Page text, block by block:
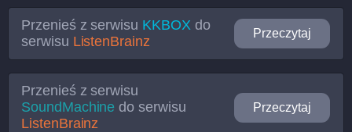
Przenieś z serwisu KKBOXdo
serwisu ListenBrainz
Przeczytaj
Przenieś z serwisu
SoundMachine do serwisu
ListenBrainz
Przeczytaj